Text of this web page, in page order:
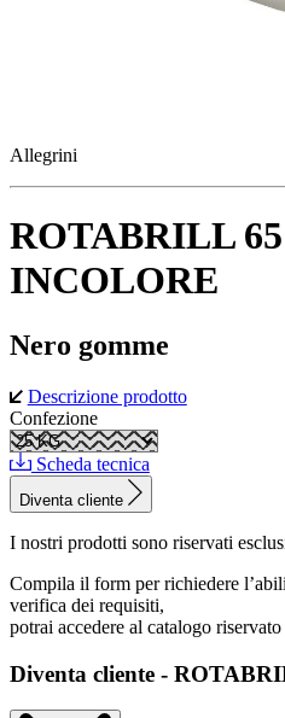
Allegrini
ROTABRILL
INCOLORE
Nero gomme
Descrizione prodotto
Confezione
Scheda tecnica
Diventa cliente
I nostri prodotti sono riservati
Compila il form per richiedere
verifica dei requisiti,
potrai accedere al catalogo
Diventa cliente -